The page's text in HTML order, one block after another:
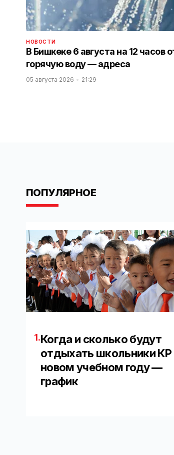
НОВОСТИ
В Бишкеке 6 августа на 12 часов
горячую воду — адреса
05 августа 2026 21:29
ПОПУЛЯРНОЕ
1.Когда и сколько будут
отдыхать школьники КР
новом учебном году —
график